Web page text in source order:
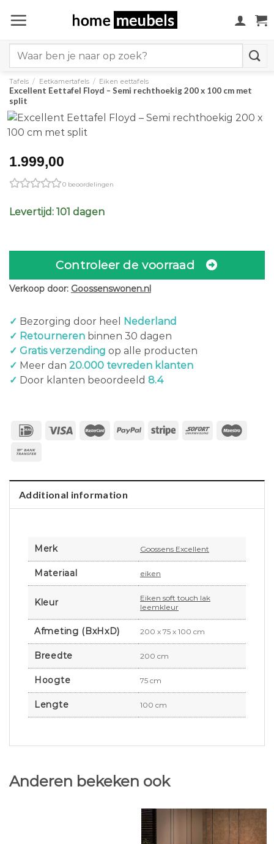
naar
for:
Tafels / Eetkamertafels / Eiken eettafels
Excellent Eettafel Floyd – Semi rechthoekig 200 x 100 cm met
split
1.999,00
0 beoordelingen
Levertijd: 101 dagen
Controleer de voorraad
Verkoop door: Goossenswonen.nl
✓ Bezorging door heel
Nederland
✓ Retourneren binnen 30 dagen
✓ Gratis verzending op alle producten
✓ Meer dan 20.000 tevreden klanten
✓ Door klanten beoordeeld 8.4
Additional information
Merk Goossens Excellent
Materiaal eiken
Kleur
Eiken soft touch lak
leemkleur
Afmeting (BxHxD) 200 x 75 x 100 cm
Breedte 200 cm
Hoogte 75 cm
Lengte 100 cm
Anderen bekeken ook